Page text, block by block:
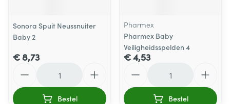
Sonora Spuit Neussnuiter
Baby 2
€ 8,73
Bestel
Pharmex
Pharmex Baby
Veiligheidsspelden 4
€ 4,53
Bestel